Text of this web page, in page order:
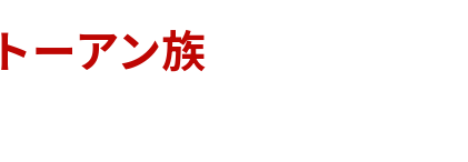
トーアン族